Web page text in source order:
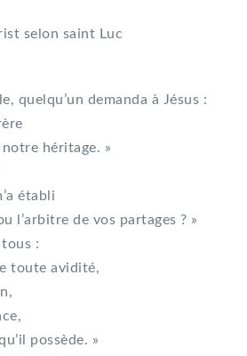
selon saint Luc
quelqu’un demanda à Jésus :
héritage. »
établi
l’arbitre de vos partages ? »
:
toute avidité,
possède. »